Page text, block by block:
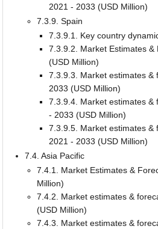
2021 - 2033 (USD Million)
7.3.9. Spain
7.3.9.1. Key country
7.3.9.2. Market Estimates
(USD Million)
7.3.9.3. Market estimates &
2033 (USD Million)
7.3.9.4. Market estimates &
- 2033 (USD Million)
7.3.9.5. Market estimates &
2021 - 2033 (USD Million)
7.4. Asia Pacific
7.4.1. Market Estimates &
Million)
7.4.2. Market estimates &
(USD Million)
7.4.3. Market estimates &